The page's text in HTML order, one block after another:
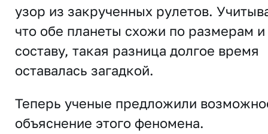
узор из закрученных рулетов.
что обе планеты схожи по размерам и
составу, такая разница долгое время
оставалась загадкой.
Теперь ученые предложили
объяснение этого феномена.